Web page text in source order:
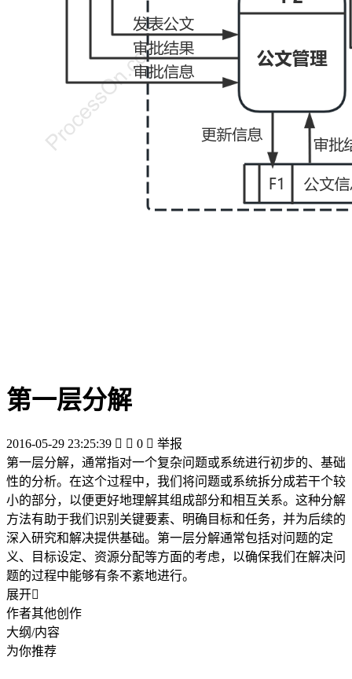
第一层分解
2016-05-29 23:25:39   0  举报
第一层分解，通常指对一个复杂问题或系统进行初步的、基础
性的分析。在这个过程中，我们将问题或系统拆分成若干个较
小的部分，以便更好地理解其组成部分和相互关系。这种分解
方法有助于我们识别关键要素、明确目标和任务，并为后续的
深入研究和解决提供基础。第一层分解通常包括对问题的定
义、目标设定、资源分配等方面的考虑，以确保我们在解决问
题的过程中能够有条不紊地进行。
展开
作者其他创作
大纲/内容
为你推荐